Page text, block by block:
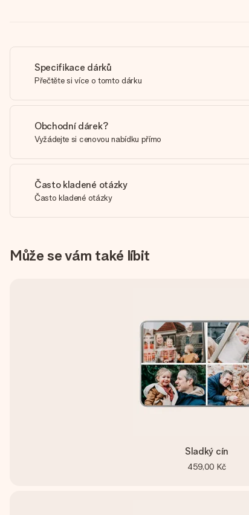
Specifikace dárků
Přečtěte si více o tomto dárku
Obchodní dárek?
Vyžádejte si cenovou nabídku přímo
Často kladené otázky
Často kladené otázky
Může se vám také líbit
Sladký cín
459,00 Kč